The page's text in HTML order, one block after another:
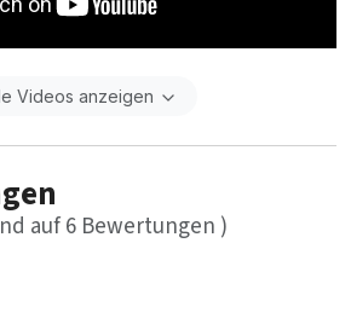
Videos anzeigen
auf6 Bewertungen )